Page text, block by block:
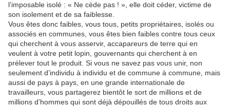
l’imposable isolé : « Ne cède pas ! », elle doit céder, victime de
son isolement et de sa faiblesse.
Vous êtes donc faibles, vous tous, petits propriétaires, isolés ou
associés en communes, vous êtes bien faibles contre tous ceux
qui cherchent à vous asservir, accapareurs de terre qui en
veulent à votre petit lopin, gouvernants qui cherchent à en
prélever tout le produit. Si vous ne savez pas vous unir, non
seulement d’individu à individu et de commune à commune, mais
aussi de pays à pays, en une grande internationale de
travailleurs, vous partagerez bientôt le sort de millions et de
millions d’hommes qui sont déjà dépouillés de tous droits aux